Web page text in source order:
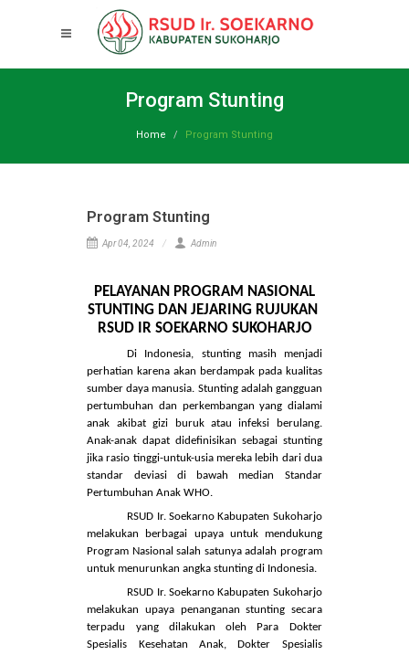
Program Stunting
Program Stunting
PELAYANAN PROGRAM NASIONAL
STUNTING DAN JEJARING RUJUKAN
RSUD IR SOEKARNO SUKOHARJO
Di Indonesia, stunting masih menjadi
perhatian karena akan berdampak pada kualitas
sumber daya manusia. Stunting adalah gangguan
pertumbuhan dan perkembangan yang dialami
anak akibat gizi buruk atau infeksi berulang.
Anak-anak dapat didefinisikan sebagai stunting
jika rasio tinggi-untuk-usia mereka lebih dari dua
standar deviasi di bawah median Standar
Pertumbuhan Anak WHO.
RSUD Ir. Soekarno Kabupaten Sukoharjo
Program Nasional salah satunya adalah program
untuk menurunkan angka stunting di Indonesia.
RSUD Ir. Soekarno Kabupaten Sukoharjo